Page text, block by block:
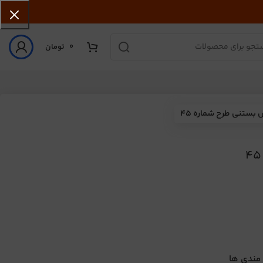
0 تومان
طرح شماره 45
مندی ها